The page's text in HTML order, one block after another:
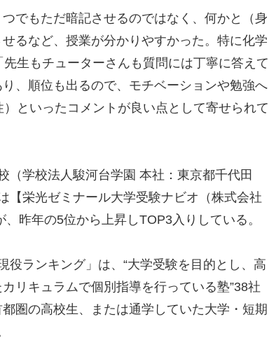
でもただ暗記させるのではなく、何かと（身
るなど、授業が分かりやすかった。特に化学
生もチューターさんも質問には丁寧に答えて
、順位も出るので、モチベーションや勉強へ
といったコメントが良い点として寄せられて
学校法人駿河台学園 本社：東京都千代田
【栄光ゼミナール大学受験ナビオ（株式会社
昨年の5位から上昇しTOP3入りしている。
ランキング」は、“大学受験を目的とし、高
リキュラムで個別指導を行っている塾”38社
圏の高校生、または通学していた大学・短期